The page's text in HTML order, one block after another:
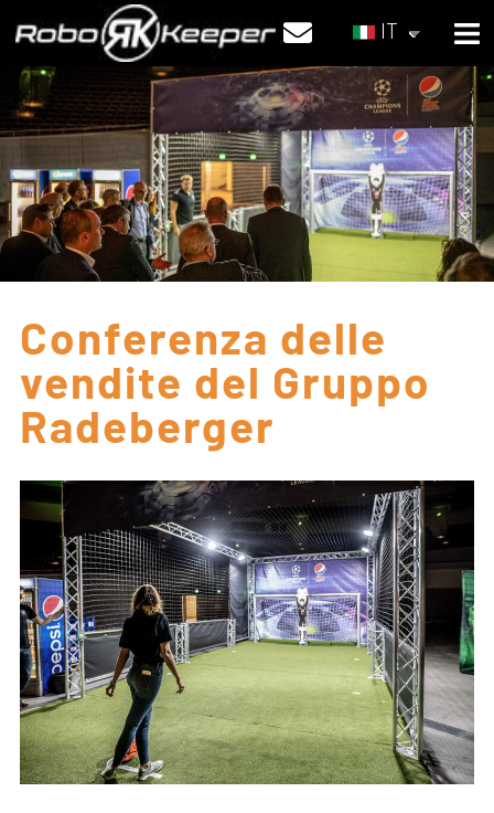
IT
Conferenza delle
vendite del Gruppo
Radeberger